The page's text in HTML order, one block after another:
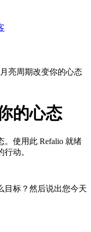
亮周期改变你的心态
的心态
。使用此 Refalio 就绪
动。
目标？然后说出您今天